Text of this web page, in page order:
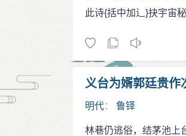
此诗{括中加辶}抉宇宙
义台为婿郭廷贵作
明代： 鲁铎
林巷仍逃俗，结茅池上